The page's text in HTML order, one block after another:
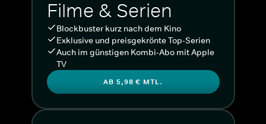
Filme & Serien
Blockbuster kurz nach dem Kino
Exklusive und preisgekrönte Top-Serien
Auch im günstigen Kombi-Abo mit Apple
TV
AB 5,98 € MTL.